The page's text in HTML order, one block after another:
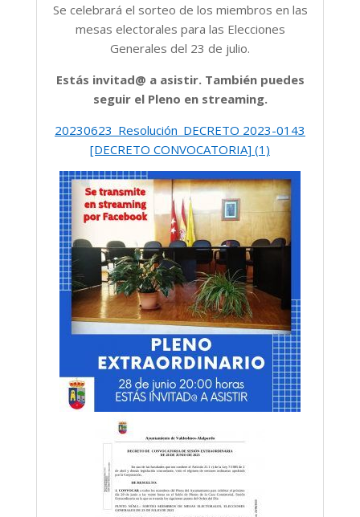
Se celebrará el sorteo de los miembros en las
mesas electorales para las Elecciones
Generales del 23 de julio.
Estás invitad@ a asistir. También puedes
seguir el Pleno en streaming.
20230623_Resolución_DECRETO 2023-0143
[DECRETO CONVOCATORIA] (1)